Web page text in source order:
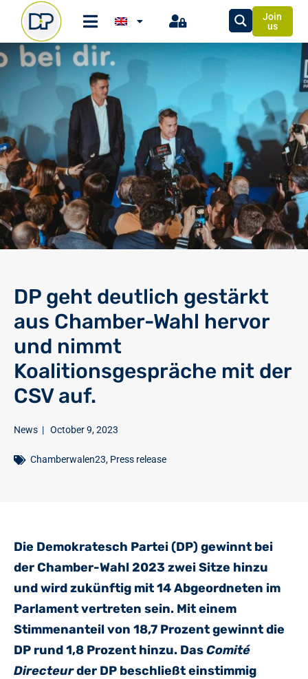
Join
us
DP geht deutlich gestärkt
aus Chamber-Wahl hervor
und nimmt
Koalitionsgespräche mit der
CSV auf.
News | October 9, 2023
Chamberwalen23, Press release
Die Demokratesch Partei (DP) gewinnt bei
der Chamber-Wahl 2023 zwei Sitze hinzu
und wird zukünftig mit 14 Abgeordneten im
Parlament vertreten sein. Mit einem
Stimmenanteil von 18,7 Prozent gewinnt die
DP rund 1,8 Prozent hinzu. DasComité
Directeurder DP beschließt einstimmig